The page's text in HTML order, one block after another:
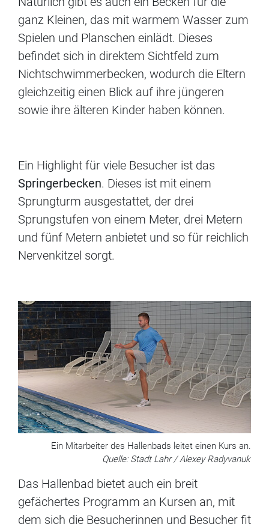
ganz Kleinen, das mit warmem Wasser zum
Spielen und Planschen einlädt. Dieses
befindet sich in direktem Sichtfeld zum
Nichtschwimmerbecken, wodurch die Eltern
gleichzeitig einen Blick auf ihre jüngeren
sowie ihre älteren Kinder haben können.
Ein Highlight für viele Besucher ist das
Springerbecken. Dieses ist mit einem
Sprungturm ausgestattet, der drei
Sprungstufen von einem Meter, drei Metern
und fünf Metern anbietet und so für reichlich
Nervenkitzel sorgt.
Ein Mitarbeiter des Hallenbads leitet einen Kurs an.
Quelle: Stadt Lahr / Alexey Radyvanuk
Das Hallenbad bietet auch ein breit
gefächertes Programm an Kursen an, mit
dem sich die Besucherinnen und Besucher fit